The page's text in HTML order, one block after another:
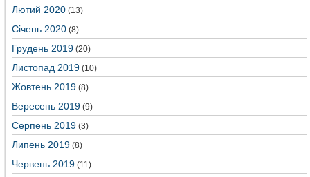
Лютий 2020 (13)
Січень 2020 (8)
Грудень 2019 (20)
Листопад 2019 (10)
Жовтень 2019 (8)
Вересень 2019 (9)
Серпень 2019 (3)
Липень 2019 (8)
Червень 2019 (11)